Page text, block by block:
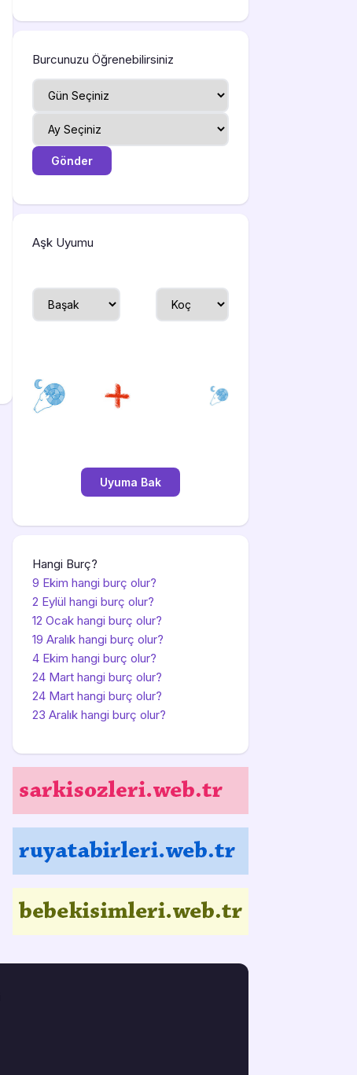
Burcunuzu Öğrenebilirsiniz
Aşk Uyumu
Hangi Burç?
9 Ekim hangi burç olur?
2 Eylül hangi burç olur?
12 Ocak hangi burç olur?
19 Aralık hangi burç olur?
4 Ekim hangi burç olur?
24 Mart hangi burç olur?
24 Mart hangi burç olur?
23 Aralık hangi burç olur?